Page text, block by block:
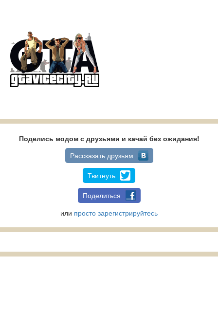
Поделись модом с друзьями и качай без ожидания!
Рассказать друзьям
Твитнуть
Поделиться
или просто зарегистрируйтесь